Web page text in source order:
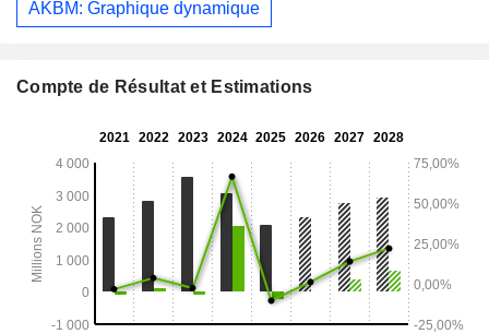
AKBM: Graphique dynamique
Compte de Résultat et Estimations